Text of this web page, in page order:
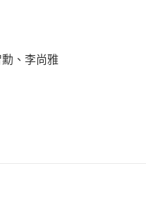
、李尚雅